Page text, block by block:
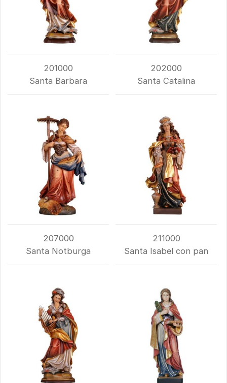
201000
Santa Barbara
202000
Santa Catalina
207000
Santa Notburga
211000
Santa Isabel con pan